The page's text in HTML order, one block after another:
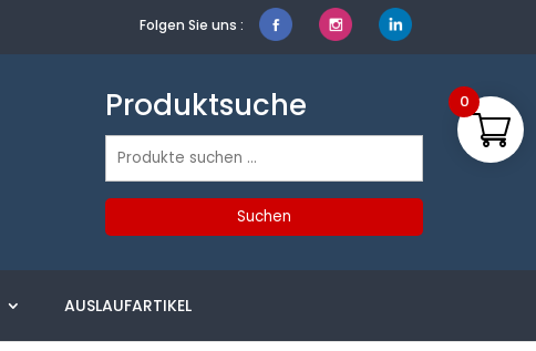
Folgen Sie uns :
Produktsuche
Suchen
Suchen
AUSLAUFARTIKEL
0